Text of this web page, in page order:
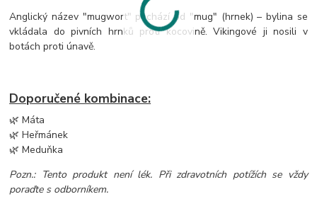
Anglický název "mugwort" pochází od "mug" (hrnek) – bylina se
vkládala do pivních hrnků proti kocovině. Vikingové ji nosili v
botách proti únavě.
Doporučené kombinace:
🌿 Máta
🌿 Heřmánek
🌿 Meduňka
Pozn.: Tento produkt není lék. Při zdravotních potížích se vždy
poraďte s odborníkem.